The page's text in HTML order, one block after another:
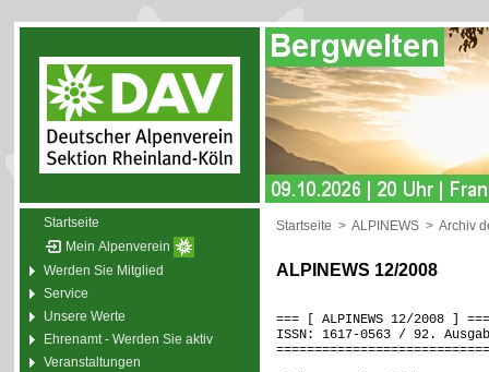
Startseite
Mein Alpenverein
Werden Sie Mitglied
Service
Unsere Werte
Ehrenamt - Werden Sie aktiv
Veranstaltungen
Startseite > ALPINEWS > Archiv
ALPINEWS 12/2008
=== [ ALPINEWS 12/2008 ]
ISSN: 1617-0563 / 92.